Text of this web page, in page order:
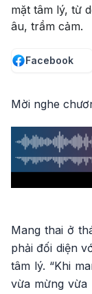
mặt tâm lý, từ
âu, trầm cảm.
Facebook
Mời nghe
Mang thai ở
phải đối diện
tâm lý. “Khi
vừa mừng